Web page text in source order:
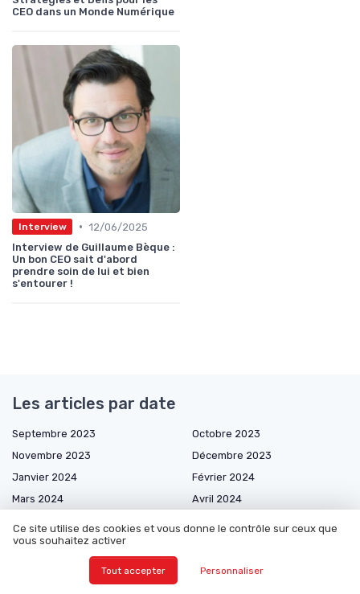
CEO dans un Monde Numérique
Interview • 12/06/2025
Interview de Guillaume Bèque :
Un bon CEO sait d'abord
prendre soin de lui et bien
s'entourer !
Les articles par date
Septembre 2023
Octobre 2023
Novembre 2023
Décembre 2023
Janvier 2024
Février 2024
Mars 2024
Avril 2024
Octobre 2024
Ce site utilise des cookies et vous donne le contrôle sur ceux que
vous souhaitez activer
Tout accepter Personnaliser